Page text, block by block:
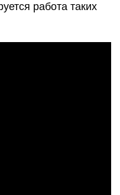
работа таких